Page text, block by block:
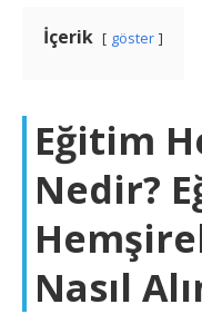
İçerik göster
Eğitim
Nedir?
Nasıl